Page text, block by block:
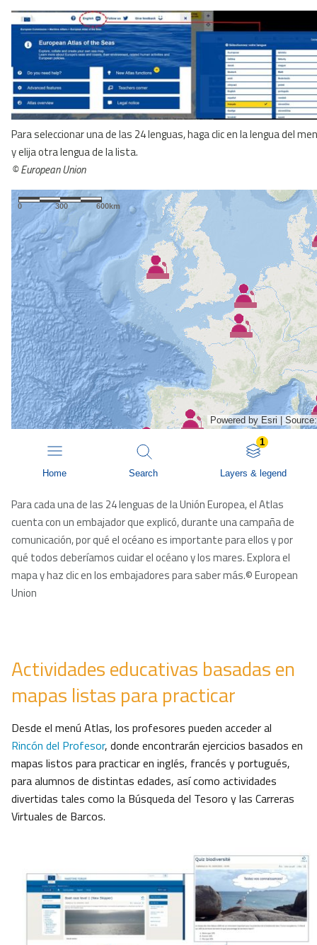
Para seleccionar una de las 24 lenguas, haga clic en la lengua del
y elija otra lengua de la lista.
© European Union
Para cada una de las 24 lenguas de la Unión Europea, el Atlas
cuenta con un embajador que explicó, durante una campaña de
comunicación, por qué el océano es importante para ellos y por
qué todos deberíamos cuidar el océano y los mares. Explora el
mapa y haz clic en los embajadores para saber más.© European
Union
Actividades educativas basadas en
mapas listas para practicar
Desde el menú Atlas, los profesores pueden acceder al
Rincón del Profesor, donde encontrarán ejercicios basados en
mapas listos para practicar en inglés, francés y portugués,
para alumnos de distintas edades, así como actividades
divertidas tales como la Búsqueda del Tesoro y las Carreras
Virtuales de Barcos.